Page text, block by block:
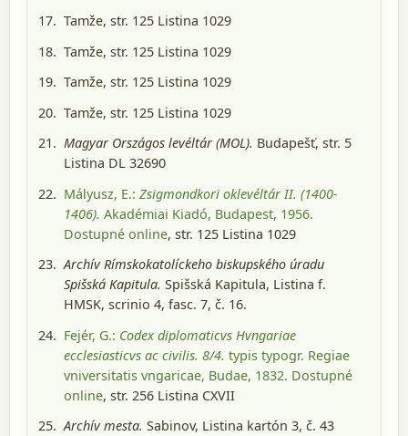
Tamže, str. 125 Listina 1029
Tamže, str. 125 Listina 1029
Tamže, str. 125 Listina 1029
Tamže, str. 125 Listina 1029
Magyar Országos levéltár (MOL). Budapešť, str. 5
Listina DL 32690
Mályusz, E.: Zsigmondkori oklevéltár II. (1400-
1406). Akadémiai Kiadó, Budapest, 1956.
Dostupné online, str. 125 Listina 1029
Archív Rímskokatolíckeho biskupského úradu
Spišská Kapitula. Spišská Kapitula, Listina f.
HMSK, scrinio 4, fasc. 7, č. 16.
Fejér, G.: Codex diplomaticvs Hvngariae
ecclesiasticvs ac civilis. 8/4. typis typogr. Regiae
vniversitatis vngaricae, Budae, 1832. Dostupné
online, str. 256 Listina CXVII
Archív mesta. Sabinov, Listina kartón 3, č. 43